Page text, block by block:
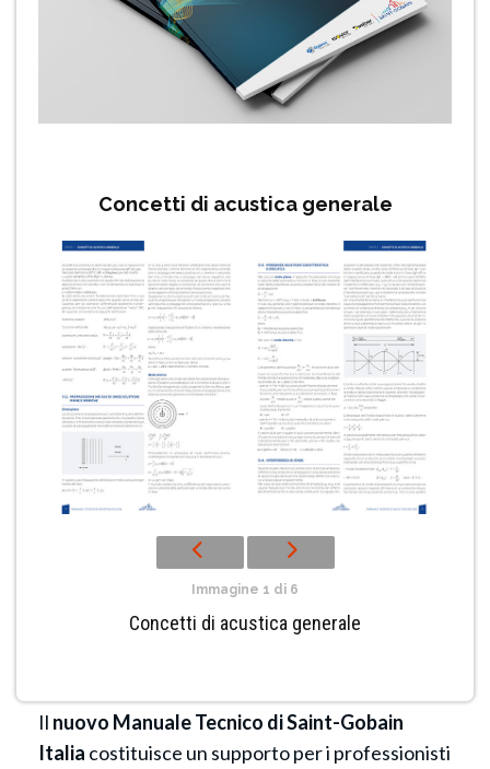
Concetti di acustica generale
Immagine 1 di 6
Concetti di acustica generale
Il nuovo Manuale Tecnico di Saint-Gobain
Italia costituisce un supporto per i professionisti